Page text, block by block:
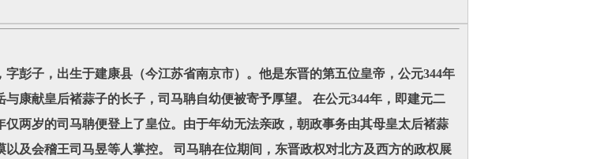
彭子，出生于建康县（今江苏省南京市）。他是东晋的第五位皇帝，公元344年
与康献皇后褚蒜子的长子，司马聃自幼便被寄予厚望。 在公元344年，即建元二
两岁的司马聃便登上了皇位。由于年幼无法亲政，朝政事务由其母皇太后褚蒜
及会稽王司马昱等人掌控。 司马聃在位期间，东晋政权对北方及西方的政权展